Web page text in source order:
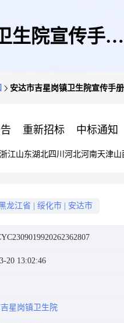
生院宣传手册
安达市吉星岗镇卫生院宣传手
重新招标 中标通知
浙江山东湖北四川 河北河南天津山
龙江省 绥化市 安达市
20 13:02:46
星岗镇卫生院